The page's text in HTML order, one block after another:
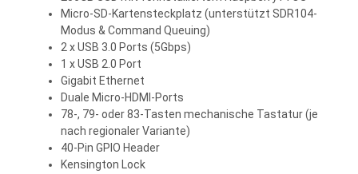
Micro-SD-Kartensteckplatz (unterstützt SDR104-
Modus & Command Queuing)
2 x USB 3.0 Ports (5Gbps)
1 x USB 2.0 Port
Gigabit Ethernet
Duale Micro-HDMI-Ports
78-, 79- oder 83-Tasten mechanische Tastatur (je
nach regionaler Variante)
40-Pin GPIO Header
Kensington Lock